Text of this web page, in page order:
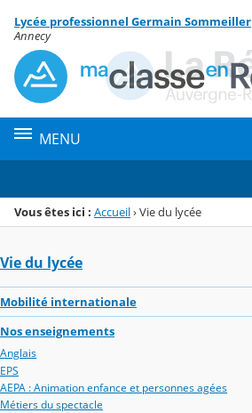
Menu de la rubrique
Contenu
Lycée professionnel Germain Sommeiller
Annecy
MENU
Vous êtes ici : Accueil›Vie du lycée
Vie du lycée
Mobilité internationale
Nos enseignements
Anglais
EPS
AEPA : Animation enfance et personnes agées
Métiers du spectacle